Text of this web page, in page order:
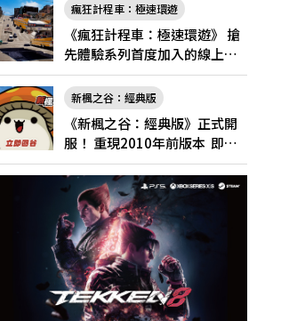
瘋狂計程車：極速環遊
《瘋狂計程車：極速環遊》 搶
先體驗系列首度加入的線上多
人遊玩！
新楓之谷：經典版
《新楓之谷：經典版》正式開
服！ 重現2010年前版本 即日
起登入領好禮